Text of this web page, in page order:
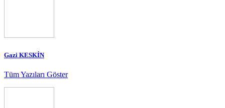
Gazi KESKİN
Tüm Yazıları Göster